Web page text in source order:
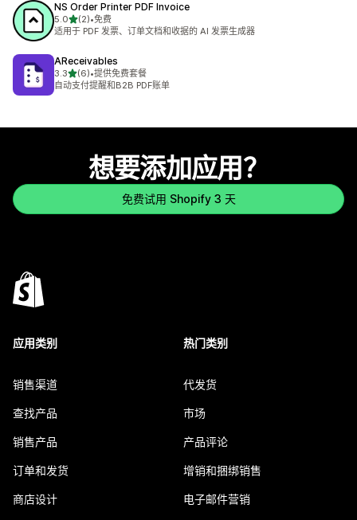
NS Order Printer PDF Invoice
5.0星（满分 5 星）
(2)
总共 2 条评论
•免费
适用于 PDF 发票、订单文档和收据的 AI 发票生成器
AReceivables
3.3星（满分 5 星）
(6)
总共 6 条评论
•提供免费套餐
自动支付提醒和B2B PDF账单
想要添加应用？
免费试用 Shopify 3 天
应用类别
销售渠道
查找产品
销售产品
订单和发货
商店设计
热门类别
代发货
市场
产品评论
增销和捆绑销售
电子邮件营销